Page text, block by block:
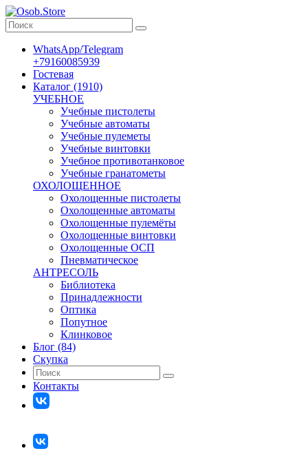
WhatsApp/Telegram
+79160085939
Гостевая
Каталог (1910)
УЧЕБНОЕ
Учебные пистолеты
Учебные автоматы
Учебные пулеметы
Учебные винтовки
Учебное противотанковое
Учебные гранатометы
ОХОЛОЩЕННОЕ
Охолощенные пистолеты
Охолощенные автоматы
Охолощенные пулемёты
Охолощенные винтовки
Охолощенные ОСП
Пневматическое
АНТРЕСОЛЬ
Библиотека
Принадлежности
Оптика
Попутное
Клинковое
Блог (84)
Скупка
Контакты